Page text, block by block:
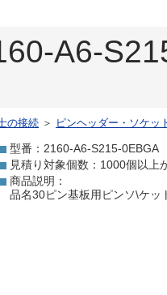
A6-
の接続 ＞ ピンヘッダー・ソケッ
型番：2160-A6-S215-0EBGA
見積り対象個数：1000個以上
商品説明：
品名30ピン基板用ピンソ\ケッ